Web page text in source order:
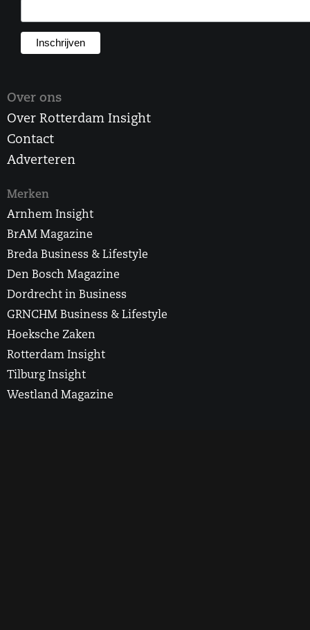
Over ons
Over Rotterdam Insight
Contact
Adverteren
Merken
Arnhem Insight
BrAM Magazine
Breda Business & Lifestyle
Den Bosch Magazine
Dordrecht in Business
GRNCHM Business & Lifestyle
Hoeksche Zaken
Rotterdam Insight
Tilburg Insight
Westland Magazine